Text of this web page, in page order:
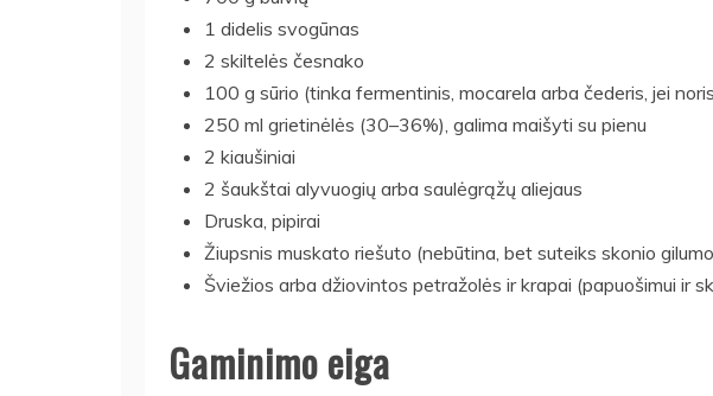
1 didelis svogūnas
2 skiltelės česnako
100 g sūrio (tinka fermentinis, mocarela arba čederis, jei
250 ml grietinėlės (30–36%), galima maišyti su pienu
2 kiaušiniai
2 šaukštai alyvuogių arba saulėgrąžų aliejaus
Druska, pipirai
Žiupsnis muskato riešuto (nebūtina, bet suteiks skonio
Šviežios arba džiovintos petražolės ir krapai (papuošimui ir
Gaminimo eiga